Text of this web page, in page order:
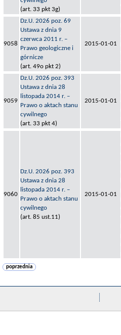
(art. 33 pkt 3g)
9058
Dz.U. 2026 poz. 69
Ustawa z dnia 9
czerwca 2011 r. –
Prawo geologiczne i
górnicze
(art. 49o pkt 2)
2015-01-01
9059
Dz.U. 2026 poz. 393
Ustawa z dnia 28
listopada 2014 r. –
Prawo o aktach stanu
cywilnego
(art. 33 pkt 4)
2015-01-01
9060
Dz.U. 2026 poz. 393
Ustawa z dnia 28
listopada 2014 r. –
Prawo o aktach stanu
cywilnego
(art. 85 ust.11)
2015-01-01
poprzednia